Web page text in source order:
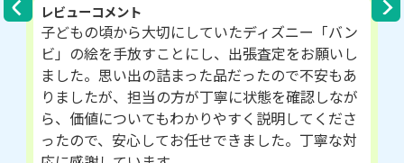
レビューコメント
子どもの頃から大切にしていたディズニー「バン
ビ」の絵を手放すことにし、出張査定をお願いし
ました。思い出の詰まった品だったので不安もあ
りましたが、担当の方が丁寧に状態を確認しなが
ら、価値についてもわかりやすく説明してくださ
ったので、安心してお任せできました。丁寧な対